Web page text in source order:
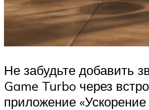
Не забудьте добавить
Game Turbo через
приложение «Ускорение